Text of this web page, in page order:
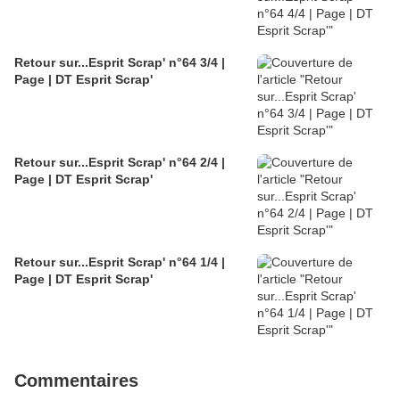
Retour sur...Esprit Scrap' n°64 3/4 |
Page | DT Esprit Scrap'
Retour sur...Esprit Scrap' n°64 2/4 |
Page | DT Esprit Scrap'
Retour sur...Esprit Scrap' n°64 1/4 |
Page | DT Esprit Scrap'
Commentaires